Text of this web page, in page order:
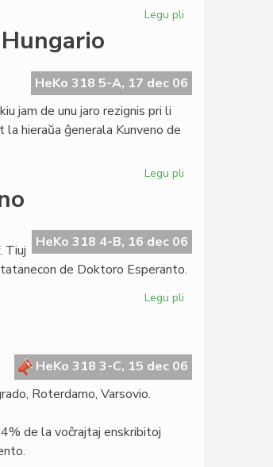
Legu pli
Senato
HeKo 318 5-A, 17 dec 06
jam de unu jaro rezignis pri li
hieraŭa ĝenerala Kunveno de
Legu pli
marĝenigita
en
Hungario
HeKo 318 4-B, 16 dec 06
Tiuj
de Doktoro Esperanto.
Legu pli
polo
nek
HeKo 318 3-C, 15 dec 06
Roterdamo, Varsovio.
de la voĉrajtaj enskribitoj